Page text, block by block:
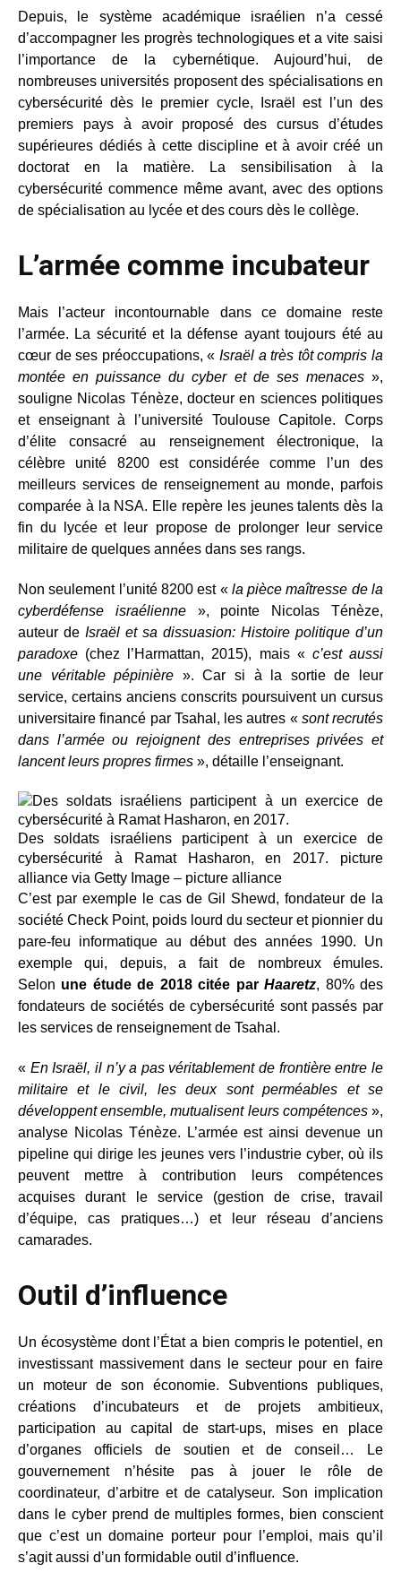
Depuis, le système académique israélien n’a cessé
d’accompagner les progrès technologiques et a vite saisi
l’importance de la cybernétique. Aujourd’hui, de
nombreuses universités proposent des spécialisations en
cybersécurité dès le premier cycle, Israël est l’un des
premiers pays à avoir proposé des cursus d’études
supérieures dédiés à cette discipline et à avoir créé un
doctorat en la matière. La sensibilisation à la
cybersécurité commence même avant, avec des options
de spécialisation au lycée et des cours dès le collège.
L’armée comme incubateur
Mais l’acteur incontournable dans ce domaine reste
l’armée. La sécurité et la défense ayant toujours été au
cœur de ses préoccupations, « Israël a très tôt compris la
montée en puissance du cyber et de ses menaces »,
souligne Nicolas Ténèze, docteur en sciences politiques
et enseignant à l’université Toulouse Capitole. Corps
d’élite consacré au renseignement électronique, la
célèbre unité 8200 est considérée comme l’un des
meilleurs services de renseignement au monde, parfois
comparée à la NSA. Elle repère les jeunes talents dès la
fin du lycée et leur propose de prolonger leur service
militaire de quelques années dans ses rangs.
Non seulement l’unité 8200 est « la pièce maîtresse de la
cyberdéfense israélienne », pointe Nicolas Ténèze,
auteur de Israël et sa dissuasion: Histoire politique d’un
paradoxe (chez l’Harmattan, 2015), mais « c’est aussi
une véritable pépinière ». Car si à la sortie de leur
service, certains anciens conscrits poursuivent un cursus
universitaire financé par Tsahal, les autres « sont recrutés
dans l’armée ou rejoignent des entreprises privées et
lancent leurs propres firmes », détaille l’enseignant.
Des soldats israéliens participent à un exercice de
cybersécurité à Ramat Hasharon, en 2017.
picture
alliance via Getty Image – picture alliance
C’est par exemple le cas de Gil Shewd, fondateur de la
société Check Point, poids lourd du secteur et pionnier du
pare-feu informatique au début des années 1990. Un
exemple qui, depuis, a fait de nombreux émules.
Selon une étude de 2018 citée parHaaretz, 80% des
fondateurs de sociétés de cybersécurité sont passés par
les services de renseignement de Tsahal.
« En Israël, il n’y a pas véritablement de frontière entre le
militaire et le civil, les deux sont perméables et se
développent ensemble, mutualisent leurs compétences»,
analyse Nicolas Ténèze. L’armée est ainsi devenue un
pipeline qui dirige les jeunes vers l’industrie cyber, où ils
peuvent mettre à contribution leurs compétences
acquises durant le service (gestion de crise, travail
d’équipe, cas pratiques…) et leur réseau d’anciens
camarades.
Outil d’influence
Un écosystème dont l’État a bien compris le potentiel, en
investissant massivement dans le secteur pour en faire
un moteur de son économie. Subventions publiques,
créations d’incubateurs et de projets ambitieux,
participation au capital de start-ups, mises en place
d’organes officiels de soutien et de conseil… Le
gouvernement n’hésite pas à jouer le rôle de
coordinateur, d’arbitre et de catalyseur. Son implication
dans le cyber prend de multiples formes, bien conscient
que c’est un domaine porteur pour l’emploi, mais qu’il
s’agit aussi d’un formidable outil d’influence.